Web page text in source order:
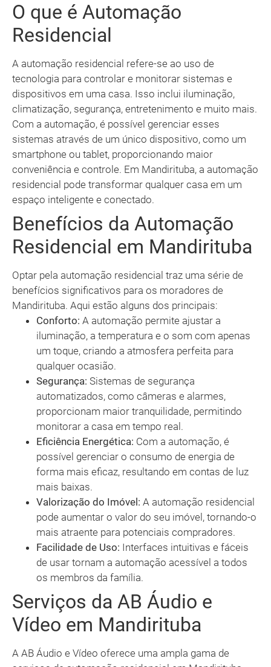
O que é Automação
Residencial
A automação residencial refere-se ao uso de
tecnologia para controlar e monitorar sistemas e
dispositivos em uma casa. Isso inclui iluminação,
climatização, segurança, entretenimento e muito mais.
Com a automação, é possível gerenciar esses
sistemas através de um único dispositivo, como um
smartphone ou tablet, proporcionando maior
conveniência e controle. Em Mandirituba, a automação
residencial pode transformar qualquer casa em um
espaço inteligente e conectado.
Benefícios da Automação
Residencial em Mandirituba
Optar pela automação residencial traz uma série de
benefícios significativos para os moradores de
Mandirituba. Aqui estão alguns dos principais:
Conforto: A automação permite ajustar a
iluminação, a temperatura e o som com apenas
um toque, criando a atmosfera perfeita para
qualquer ocasião.
Segurança: Sistemas de segurança
automatizados, como câmeras e alarmes,
proporcionam maior tranquilidade, permitindo
monitorar a casa em tempo real.
Eficiência Energética: Com a automação, é
possível gerenciar o consumo de energia de
forma mais eficaz, resultando em contas de luz
mais baixas.
Valorização do Imóvel: A automação residencial
pode aumentar o valor do seu imóvel, tornando-o
mais atraente para potenciais compradores.
Facilidade de Uso: Interfaces intuitivas e fáceis
de usar tornam a automação acessível a todos
os membros da família.
Serviços da AB Áudio e
Vídeo em Mandirituba
A AB Áudio e Vídeo oferece uma ampla gama de